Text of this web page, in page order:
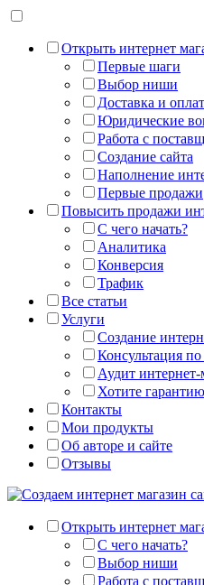
Открыть интернет
Первые шаги
Выбор ниши
Доставка и
Юридические
Работа с
Создание сайта
Наполнение
Первые продажи
Повысить продажи
С чего начать?
Аналитика
Конверсия
Трафик
Все статьи
Услуги
Создание
Консультация
Аудит интернет-
Хотите
Контакты
Мои продукты
Об авторе и сайте
Отзывы
Открыть интернет
С чего начать?
Выбор ниши
Работа с